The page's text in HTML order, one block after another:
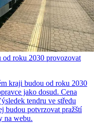
od roku 2030 provozovat
kraji budou od roku 2030
jako dosud. Cena
tendru ve středu
budou potvrzovat pražští
na webu.